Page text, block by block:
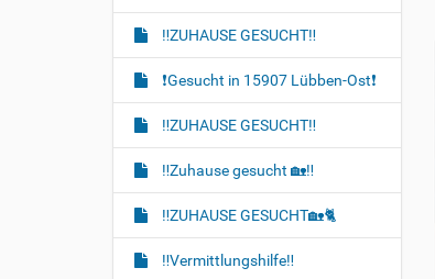
‼️ZUHAUSE GESUCHT‼️
❗️Gesucht in 15907 Lübben-Ost❗
‼️ZUHAUSE GESUCHT‼️
‼️Zuhause gesucht 🏡‼️
‼️ZUHAUSE GESUCHT🏡🐈‍
‼️Vermittlungshilfe‼️